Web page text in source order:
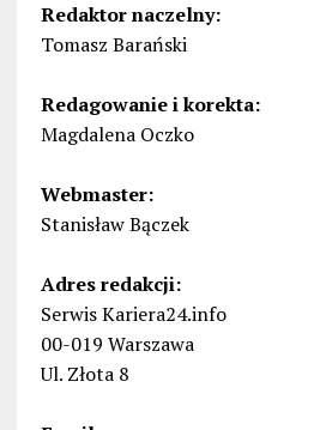
Redaktor naczelny:
Tomasz Barański
Redagowanie i korekta:
Magdalena Oczko
Webmaster:
Stanisław Bączek
Adres redakcji:
Serwis Kariera24.info
00-019 Warszawa
Ul. Złota 8